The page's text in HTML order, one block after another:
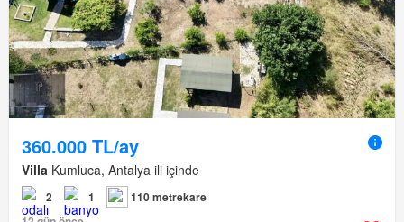
360.000 TL/ay
Villa Kumluca, Antalya ili içinde
2 1
110 metrekare